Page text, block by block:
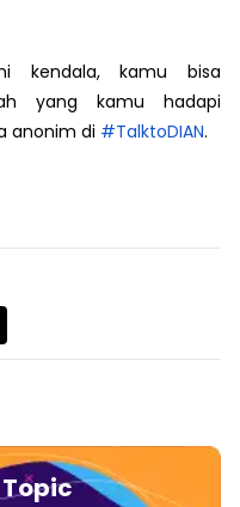
kendala, kamu bisa
yang kamu hadapi
anonim di #TalktoDIAN.